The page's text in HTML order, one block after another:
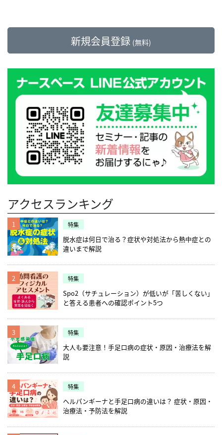
新規会員登録 (無料)
アクセスランキング
1 特集
脱水症は何日で治る？症状や対処法から熱中症との
違いまで解説
2 特集
Spo2（サチュレーション）が低いが「苦しくない」
と答える患者への確認ポイント5つ
3 特集
大人も要注意！手足口病の症状・原因・治療法を解
説
4 特集
ヘルパンギーナと手足口病の違いは？ 症状・原因・
治療法・予防法を解説